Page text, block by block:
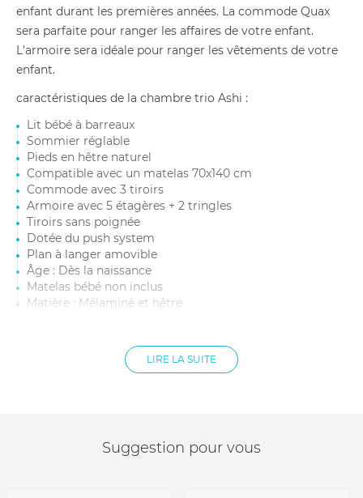
enfant durant les premières années. La commode Quax
sera parfaite pour ranger les affaires de votre enfant.
L'armoire sera idéale pour ranger les vêtements de votre
enfant.
caractéristiques de la chambre trio Ashi :
Lit bébé à barreaux
Sommier réglable
Pieds en hêtre naturel
Compatible avec un matelas 70x140 cm
Commode avec 3 tiroirs
Armoire avec 5 étagères + 2 tringles
Tiroirs sans poignée
Dotée du push system
Plan à langer amovible
Âge : Dès la naissance
Matelas bébé non inclus
Matière : Mélaminé et hêtre
Dimensions commode : 96 x 58 x 92 cm
Dimensions armoire : 96 x x58 x 196 cm
LIRE LA SUITE
Suggestion pour vous